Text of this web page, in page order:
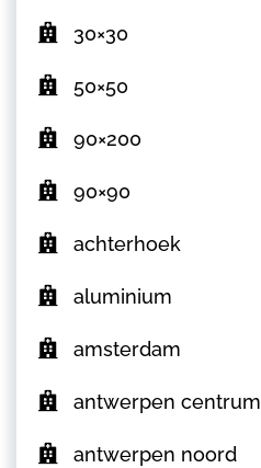
30×30
50×50
90×200
90×90
achterhoek
aluminium
amsterdam
antwerpen centrum
antwerpen noord